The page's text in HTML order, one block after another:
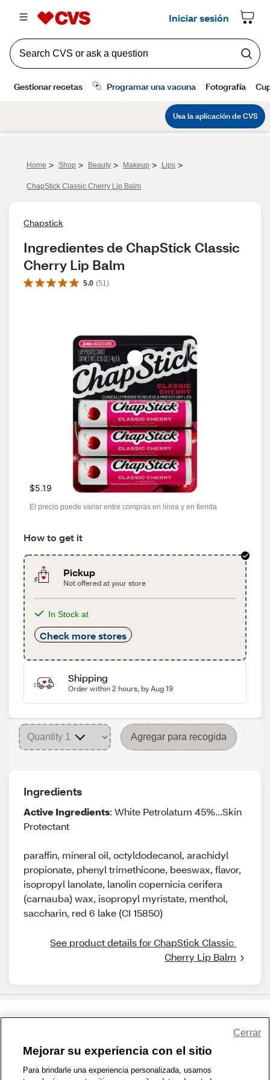
Home > Shop > Beauty > Makeup > Lips >
ChapStick Classic Cherry Lip Balm
Chapstick
Ingredientes de ChapStick Classic
Cherry Lip Balm
5.0 (51 )
$5.19
El precio puede variar entre compras en línea y en tienda
How to get it
Pickup
Not offered at your store
In Stock at
Check more stores
Shipping
Order within 2 hours, by Aug 19
Agregar para recogida
Ingredients
Active Ingredients: White Petrolatum 45%...Skin
Protectant
paraffin, mineral oil, octyldodecanol, arachidyl
propionate, phenyl trimethicone, beeswax, flavor,
isopropyl lanolate, lanolin copernicia cerifera
(carnauba) wax, isopropyl myristate, menthol,
saccharin, red 6 lake (CI 15850)
See product details for ChapStick Classic
Cherry Lip Balm
1-800-679-9691 | Contáctenos | Términos de Uso | Accesibilidad
Mejorar su experiencia con el sitio
Para brindarle una experiencia personalizada, usamos
Cerrar